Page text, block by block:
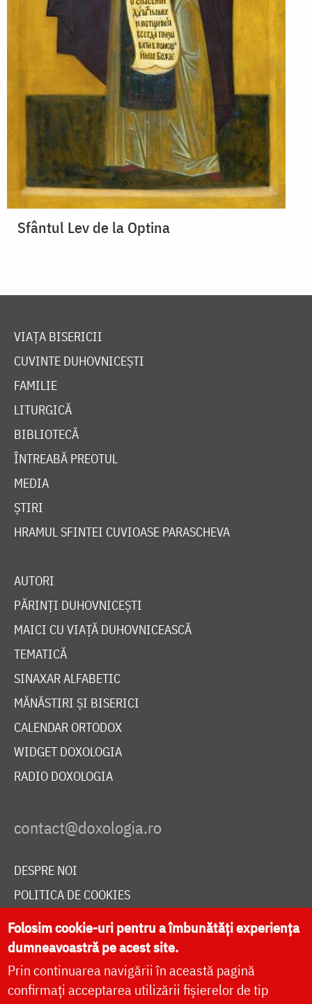
Sfântul Lev de la Optina
VIAȚA BISERICII
CUVINTE DUHOVNICEȘTI
FAMILIE
LITURGICĂ
BIBLIOTECĂ
ÎNTREABĂ PREOTUL
MEDIA
ȘTIRI
HRAMUL SFINTEI CUVIOASE PARASCHEVA
AUTORI
PĂRINȚI DUHOVNICEȘTI
MAICI CU VIAȚĂ DUHOVNICEASCĂ
TEMATICĂ
SINAXAR ALFABETIC
MĂNĂSTIRI ȘI BISERICI
CALENDAR ORTODOX
WIDGET DOXOLOGIA
RADIO DOXOLOGIA
DESPRE NOI
POLITICA DE COOKIES
DONEAZĂ ONLINE PENTRU CATEDRALA NAȚIONALĂ
LIVE
Folosim cookie-uri pentru a îmbunătăți experiența
dumneavoastră pe acest site.
Prin continuarea navigării în această pagină
confirmați acceptarea utilizării fișierelor de tip